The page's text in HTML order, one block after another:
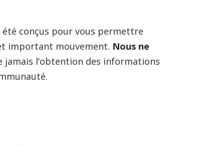
conçus pour vous permettre
important mouvement. Nous ne
jamais l’obtention des informations